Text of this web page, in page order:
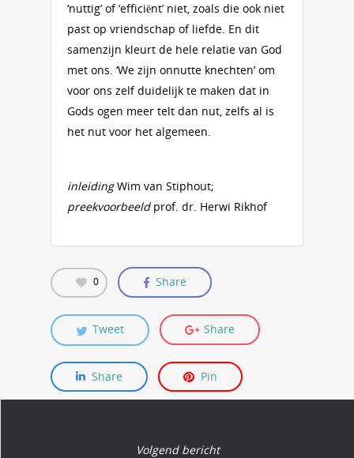
‘nuttig’ of ‘efficiënt’ niet, zoals die ook niet
past op vriendschap of liefde. En dit
samenzijn kleurt de hele relatie van God
met ons. ‘We zijn onnutte knechten’ om
voor ons zelf duidelijk te maken dat in
Gods ogen meer telt dan nut, zelfs al is
het nut voor het algemeen.
inleidingWim van Stiphout;
preekvoorbeeld prof. dr. Herwi Rikhof
0 Share
Tweet Share
Share Pin
Volgend bericht